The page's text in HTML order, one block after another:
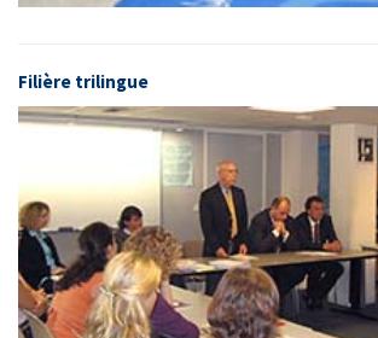
Filière trilingue